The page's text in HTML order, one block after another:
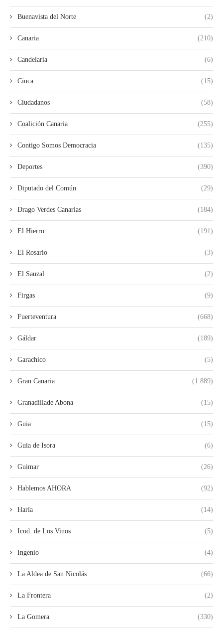
Buenavista del Norte (2)
Canaria (210)
Candelaria (6)
Ciuca (15)
Ciudadanos (58)
Coalición Canaria (255)
Contigo Somos Democracia (135)
Deportes (390)
Diputado del Común (29)
Drago Verdes Canarias (184)
El Hierro (191)
El Rosario (3)
El Sauzal (2)
Firgas (9)
Fuerteventura (668)
Gáldar (189)
Garachico (5)
Gran Canaria (1.889)
Granadillade Abona (15)
Guia (15)
Guia de Isora (6)
Guimar (26)
Hablemos AHORA (92)
Haría (14)
Icod. de Los Vinos (5)
Ingenio (4)
La Aldea de San Nicolás (66)
La Frontera (2)
La Gomera (330)